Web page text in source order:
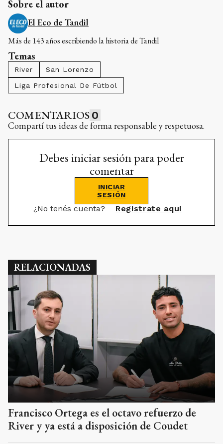
Sobre el autor
El Eco de Tandil
Más de 143 años escribiendo la historia de Tandil
Temas
River
San Lorenzo
Liga Profesional De Fútbol
COMENTARIOS 0
Compartí tus ideas de forma responsable y respetuosa.
Debes iniciar sesión para poder
comentar
INICIAR
SESIÓN
¿No tenés cuenta? Registrate aquí
RELACIONADAS
Francisco Ortega es el octavo refuerzo de
River y ya está a disposición de Coudet